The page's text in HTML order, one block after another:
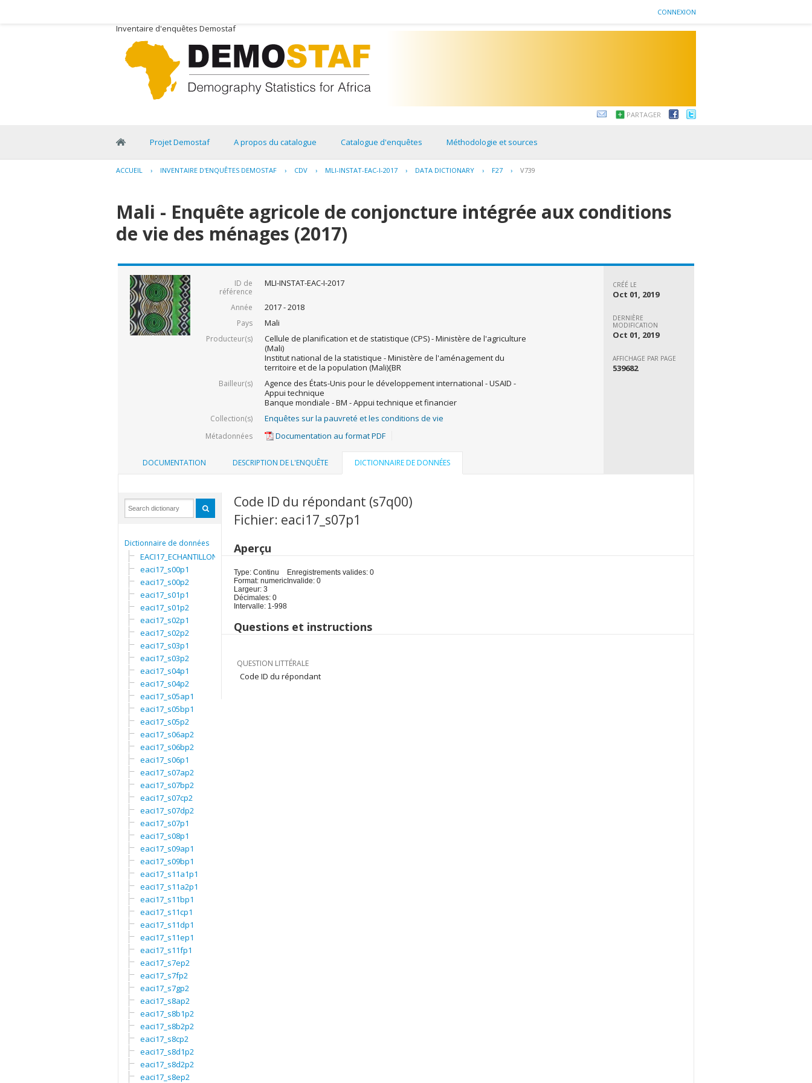
CONNEXION
Inventaire d'enquêtes Demostaf
PARTAGER
Projet Demostaf A propos du catalogue Catalogue d'enquêtes Méthodologie et sources
ACCUEIL › INVENTAIRE D'ENQUÊTES DEMOSTAF › CDV › MLI-INSTAT-EAC-I-2017 › DATA DICTIONARY › F27 › V739
Mali - Enquête agricole de conjoncture intégrée aux conditions
de vie des ménages (2017)
ID de
référence
MLI-INSTAT-EAC-I-2017
Année 2017 - 2018
Pays Mali
Producteur(s)
Cellule de planification et de statistique (CPS) - Ministère de l'agriculture
(Mali)
Institut national de la statistique - Ministère de l'aménagement du
territoire et de la population (Mali){BR
Bailleur(s)
Agence des États-Unis pour le développement international - USAID -
Appui technique
Banque mondiale - BM - Appui technique et financier
Collection(s) Enquêtes sur la pauvreté et les conditions de vie
Métadonnées Documentation au format PDF
CRÉÉ LE
Oct 01, 2019
DERNIÈRE
MODIFICATION
Oct 01, 2019
AFFICHAGE PAR PAGE
539682
DOCUMENTATION DESCRIPTION DE L'ENQUÊTE DICTIONNAIRE DE DONNÉES
Dictionnaire de données
EACI17_ECHANTILLON
eaci17_s00p1
eaci17_s00p2
eaci17_s01p1
eaci17_s01p2
eaci17_s02p1
eaci17_s02p2
eaci17_s03p1
eaci17_s03p2
eaci17_s04p1
eaci17_s04p2
eaci17_s05ap1
eaci17_s05bp1
eaci17_s05p2
eaci17_s06ap2
eaci17_s06bp2
eaci17_s06p1
eaci17_s07ap2
eaci17_s07bp2
eaci17_s07cp2
eaci17_s07dp2
eaci17_s07p1
eaci17_s08p1
eaci17_s09ap1
eaci17_s09bp1
eaci17_s11a1p1
eaci17_s11a2p1
eaci17_s11bp1
eaci17_s11cp1
eaci17_s11dp1
eaci17_s11ep1
eaci17_s11fp1
eaci17_s7ep2
eaci17_s7fp2
eaci17_s7gp2
eaci17_s8ap2
eaci17_s8b1p2
eaci17_s8b2p2
eaci17_s8cp2
eaci17_s8d1p2
eaci17_s8d2p2
eaci17_s8ep2
Code ID du répondant (s7q00)
Fichier: eaci17_s07p1
Aperçu
Type: Continu
Format: numeric
Largeur: 3
Décimales: 0
Intervalle: 1-998
Enregistrements valides: 0
Invalide: 0
Questions et instructions
QUESTION LITTÉRALE
Code ID du répondant